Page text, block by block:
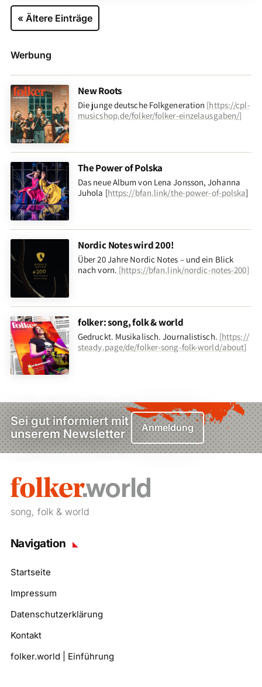
« Ältere Einträge
Werbung
New Roots
Die junge deutsche Folkgeneration [https://cpl-
musicshop.de/folker/folker-einzelausgaben/]
The Power of Polska
Das neue Album von Lena Jonsson, Johanna
Juhola [https://bfan.link/the-power-of-polska]
Nordic Notes wird 200!
Über 20 Jahre Nordic Notes – und ein Blick
nach vorn. [https://bfan.link/nordic-notes-200]
folker: song, folk & world
Gedruckt. Musikalisch. Journalistisch. [https://
steady.page/de/folker-song-folk-world/about]
Sei gut informiert mit
unserem Newsletter
Anmeldung
song, folk & world
Navigation
Startseite
Impressum
Datenschutzerklärung
Kontakt
folker.world | Einführung